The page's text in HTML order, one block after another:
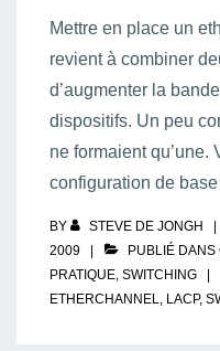
Mettre en place un
revient à combiner
d’augmenter la
dispositifs. Un peu
ne formaient qu’une.
configuration de
BY STEVE DE JONGH
2009
PUBLIÉ DANS
PRATIQUE SWITCHING
ETHERCHANNEL
LACP,